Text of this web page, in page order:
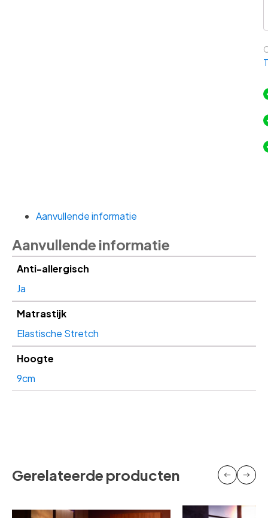
Aanvullende informatie
Aanvullende informatie
Anti-allergisch
Ja
Matrastijk
Elastische Stretch
Hoogte
9cm
Gerelateerde producten